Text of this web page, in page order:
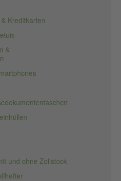
Kreditkarten
&
und ohne Zollstock